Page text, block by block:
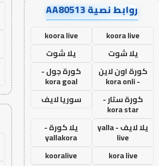
روابط نصية AA80513
koora live
koora live
يلا شوت
يلا شوت
كورة اون لاين
- kora onli
كورة جول -
kora goal
كورة ستار -
kora star
سوريا لايف
يلا لايف - yalla
live
يلا كورة -
yallakora
kora live
kooralive